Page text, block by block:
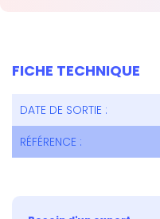
FICHE TECHNIQUE
DATE DE SORTIE :
RÉFÉRENCE :